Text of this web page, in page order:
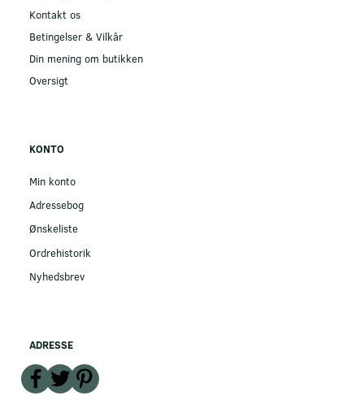
Kontakt os
Betingelser & Vilkår
Din mening om butikken
Oversigt
KONTO
Min konto
Adressebog
Ønskeliste
Ordrehistorik
Nyhedsbrev
ADRESSE